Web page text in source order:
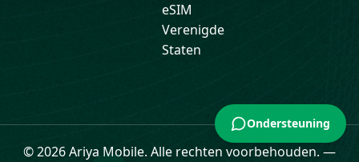
eSIM
Verenigde
Staten
© 2026 Ariya Mobile. Alle rechten voorbehouden. —
Ondersteuning